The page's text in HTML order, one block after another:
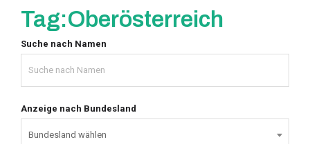
Tag:Oberösterreich
Suche nach Namen
Anzeige nach Bundesland